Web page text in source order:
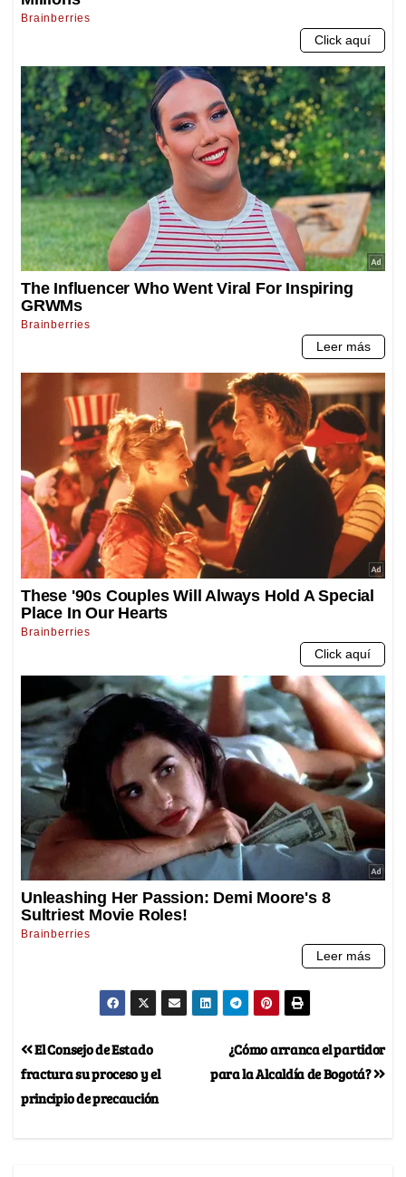
¿Cómo arranca el partidor
para la Alcaldía de Bogotá?
El Consejo de Estado
fractura su proceso y el
principio de precaución